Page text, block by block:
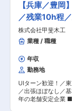
能です。 ■やりがい： ・CADソフトを扱った業
務経験と内装設計
が身に付きます。
限通り納品ができ
「ありがとう」と
びは格別なものがあります。 ■
◇主に東京、大阪
ス等の什器・オー
供しています。 ◇
計から施工及びメ
いてます。 ◇創業
のづくり をしております ◇田舎でリ
た環境の中でスロ
・塗装工程、金物
付 ・梱包作業 ◇単
等もあり、現場に
品質と精度を確認 ■ご入社後の流れ： ・OJTで
の研修がメインで
だき、ゆくゆくは
いただく予定です
けます！ ■働き方： ・一年に２，３回ほど、ク
ライアントのいる
出張がございます
可能です。 ■やりがい： ・CADソフトを扱った
業務経験と内装設
ルが身に付きます
【兵庫／豊
／残業10h程
業
株式会社甲斐木工
業種 / 職種
年収
勤務地
UIターン歓迎！／
／出張ほぼなし／
年の老舗安定企業 ■業務内容： ・主に都心部の